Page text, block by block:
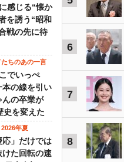
感じる“懐か
を誘う“昭和
戦の先に待
ちのあの一言
でいっぺ
本の線を引い
んの卒業が
史を変えた
年夏
」だけでは
た回転の速
6
7
8